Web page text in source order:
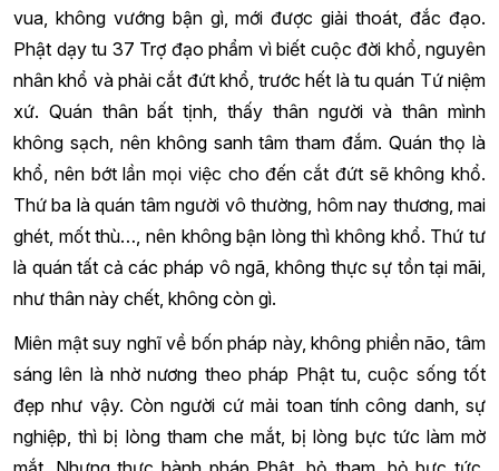
vua, không vướng bận gì, mới được giải thoát, đắc đạo.
Phật dạy tu 37 Trợ đạo phẩm vì biết cuộc đời khổ, nguyên
nhân khổ và phải cắt đứt khổ, trước hết là tu quán Tứ niệm
xứ. Quán thân bất tịnh, thấy thân người và thân mình
không sạch, nên không sanh tâm tham đắm. Quán thọ là
khổ, nên bớt lần mọi việc cho đến cắt đứt sẽ không khổ.
Thứ ba là quán tâm người vô thường, hôm nay thương, mai
ghét, mốt thù…, nên không bận lòng thì không khổ. Thứ tư
là quán tất cả các pháp vô ngã, không thực sự tồn tại mãi,
như thân này chết, không còn gì.
Miên mật suy nghĩ về bốn pháp này, không phiền não, tâm
sáng lên là nhờ nương theo pháp Phật tu, cuộc sống tốt
đẹp như vậy. Còn người cứ mải toan tính công danh, sự
nghiệp, thì bị lòng tham che mắt, bị lòng bực tức làm mờ